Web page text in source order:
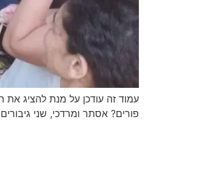
פורים? אסתר ומרדכי, שני גיבורים